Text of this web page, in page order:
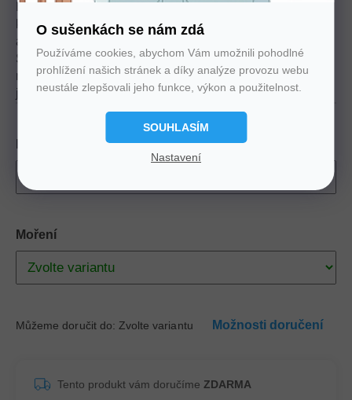
O sušenkách se nám zdá
Používáme cookies, abychom Vám umožnili pohodlné
prohlížení našich stránek a díky analýze provozu webu
neustále zlepšovali jeho funkce, výkon a použitelnost.
SOUHLASÍM
Nastavení
Moření
Můžeme doručit do: Zvolte variantu Možnosti doručení
Tento produkt vám doručíme ZDARMA
Elegantní a funkční řešení pro vaši ložnici, které
kombinuje přírodní dýhu s masivním dřevem. Tichý výsuv
a tlumené zavírání zásuvek zajišťují komfortní používání.
Snadná montáž díky částečnému demontu. Výběr z
několika dekorů v provedení buk nebo dub dodá prostoru
jedinečný styl.